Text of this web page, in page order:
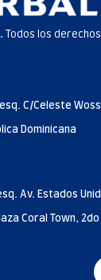
Todos los
C/Celeste
Dominicana
Av. Estados
Coral Town,